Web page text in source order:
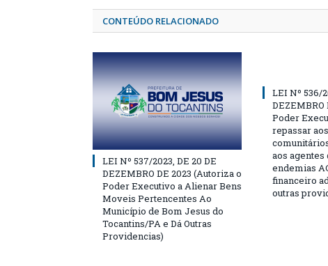
CONTEÚDO RELACIONADO
LEI Nº 537/2023, DE 20 DE
DEZEMBRO DE 2023 (Autoriza o
Poder Executivo a Alienar Bens
Moveis Pertencentes Ao
Município de Bom Jesus do
Tocantins/PA e Dá Outras
Providencias)
LEI Nº 536/
DEZEMBRO
Poder
repassar
aos agentes
endemias
financeiro
outras